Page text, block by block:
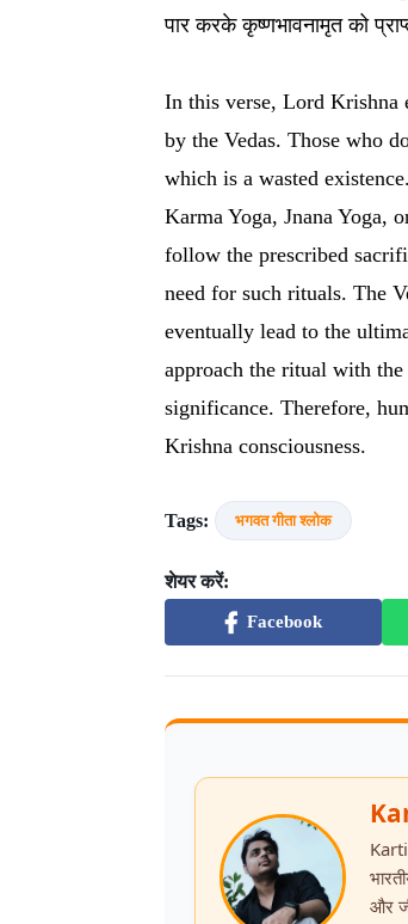
पार करके कृष्णभावनामृत को
In this verse, Lord Krishna
by the Vedas. Those who
which is a wasted
Karma Yoga, Jnana Yoga,
follow the prescribed
need for such rituals. The
eventually lead to the
approach the ritual with
significance. Therefore,
Krishna consciousness.
Tags: भगवत गीता श्लोक
शेयर करें:
Facebook
और